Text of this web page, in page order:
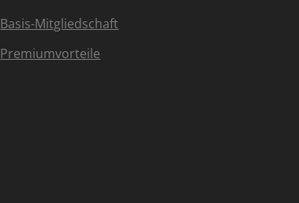
Basis-Mitgliedschaft
Premiumvorteile